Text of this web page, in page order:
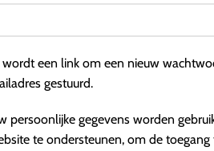
wordt een link om een nieuw
gestuurd.
persoonlijke gegevens worden
te ondersteunen, om de